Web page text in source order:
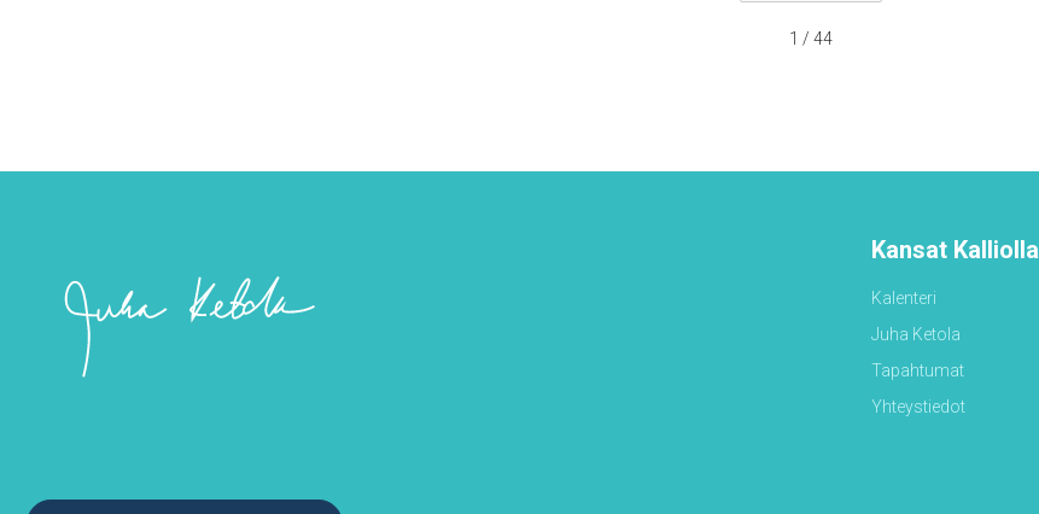
1 / 44
Kansat Kalliolla
Kalenteri
Juha Ketola
Tapahtumat
Yhteystiedot